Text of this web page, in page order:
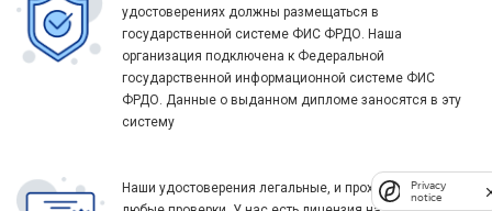
удостоверениях должны размещаться в
государственной системе ФИС ФРДО. Наша
организация подключена к Федеральной
государственной информационной системе ФИС
ФРДО. Данные о выданном дипломе заносятся в эту
систему
Наши удостоверения легальные, и проходят
Privacy
notice